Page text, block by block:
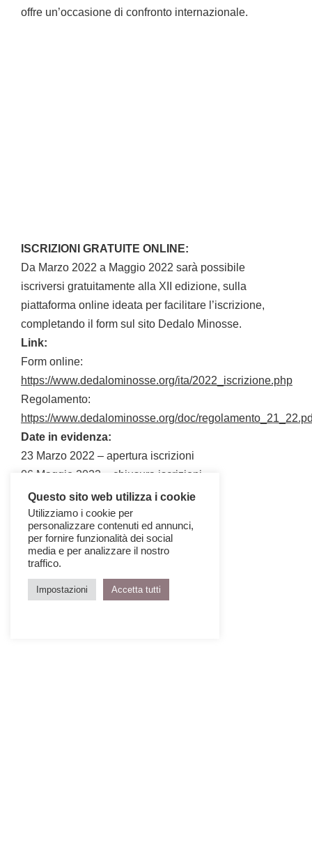
offre un’occasione di confronto internazionale.
ISCRIZIONI GRATUITE ONLINE:
Da Marzo 2022 a Maggio 2022 sarà possibile
iscriversi gratuitamente alla XII edizione, sulla
piattaforma online ideata per facilitare l’iscrizione,
completando il form sul sito Dedalo Minosse.
Link:
Form online:
https://www.dedalominosse.org/ita/2022_iscrizione.php
Regolamento:
https://www.dedalominosse.org/doc/
Date in evidenza:
23 Marzo 2022 – apertura iscrizioni
06 Maggio 2022 – chiusura iscrizioni
Questo sito web utilizza i cookie
Utilizziamo i cookie per
personalizzare contenuti ed annunci,
per fornire funzionalità dei social
media e per analizzare il nostro
traffico.
Impostazioni Accetta tutti